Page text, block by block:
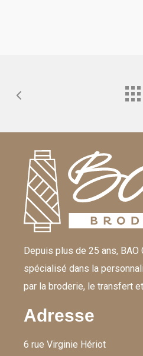
Depuis plus de 25 ans,
spécialisé dans la
par la broderie, le transfert
Adresse
6 rue Virginie Hériot